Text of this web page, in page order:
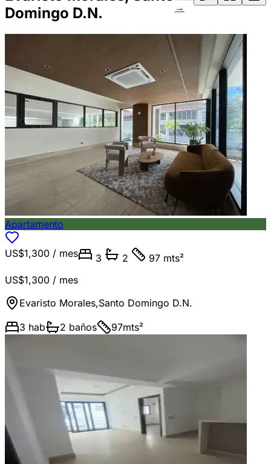
Domingo D.N.
→
Apartamento
US$1,300 / mes 3 2
97 mts²
US$1,300 / mes
Evaristo Morales,Santo Domingo D.N.
3 hab 2 baños 97mts²